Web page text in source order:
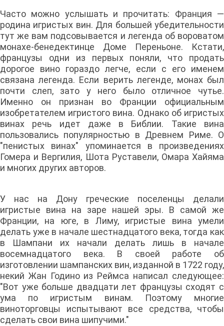
Часто можно услышать и прочитать: Франция —
родина игристых вин. Для большей убедительности
тут же вам подсовывается и легенда об вороватом
монахе-бенедектинце Доме Переньоне. Кстати,
французы одни из первых поняли, что продать
дорогое вино гораздо легче, если с его именем
связана легенда. Если верить легенде, монах был
почти слеп, зато у него было отличное чутье.
Именно он признан во Франции официальным
изобретателем игристого вина. Однако об игристых
винах речь идет даже в Библии. Такие вина
пользовались популярностью в Древнем Риме. О
"пенистых винах" упоминается в произведениях
Гомера и Вергилия, Шота Руставели, Омара Хайяма
и многих других авторов.
У нас на Дону греческие поселенцы делали
игристые вина на заре нашей эры. В самой же
Франции, на юге, в Лиму, игристые вина умели
делать уже в начале шестнадцатого века, тогда как
в Шампани их начали делать лишь в начале
восемнадцатого века. В своей работе об
изготовлении шампанских вин, изданной в 1722 году,
некий Жан Годино из Реймса написал следующее:
"Вот уже больше двадцати лет французы сходят с
ума по игристым винам. Поэтому многие
виноторговцы испытывают все средства, чтобы
сделать свои вина шипучими."